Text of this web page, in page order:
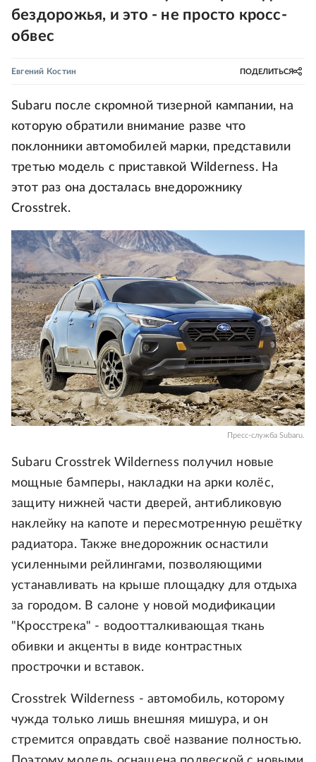
бездорожья, и это - не просто кросс-
обвес
Евгений Костин ПОДЕЛИТЬСЯ
Subaru после скромной тизерной кампании, на
которую обратили внимание разве что
поклонники автомобилей марки, представили
третью модель с приставкой Wilderness. На
этот раз она досталась внедорожнику
Crosstrek.
Пресс-служба Subaru.
Subaru Crosstrek Wilderness получил новые
мощные бамперы, накладки на арки колёс,
защиту нижней части дверей, антибликовую
наклейку на капоте и пересмотренную решётку
радиатора. Также внедорожник оснастили
усиленными рейлингами, позволяющими
устанавливать на крыше площадку для отдыха
за городом. В салоне у новой модификации
"Кросстрека" - водоотталкивающая ткань
обивки и акценты в виде контрастных
прострочки и вставок.
Crosstrek Wilderness - автомобиль, которому
чужда только лишь внешняя мишура, и он
стремится оправдать своё название полностью.